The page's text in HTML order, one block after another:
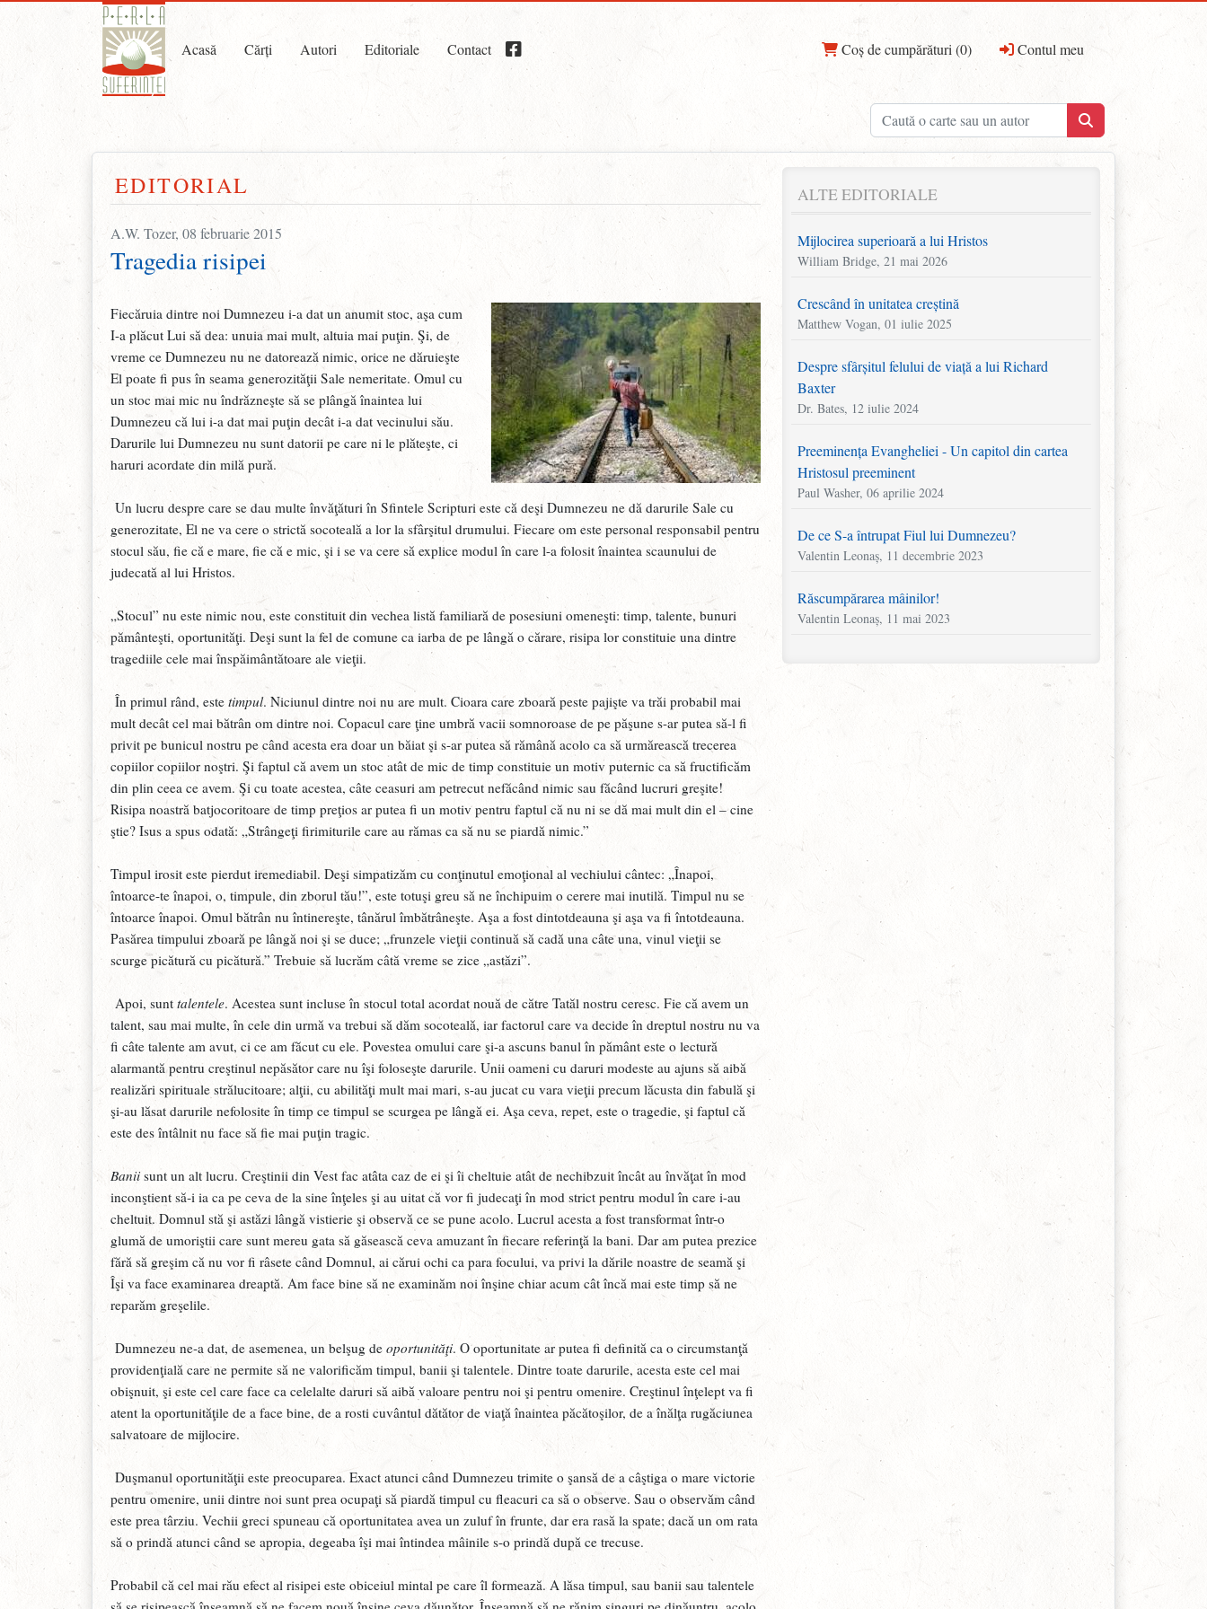
Acasă Cărți Autori Editoriale Contact Coș de cumpărături (0) Contul meu
EDITORIAL
A.W. Tozer, 08 februarie 2015
Tragedia risipei
Fiecăruia dintre noi Dumnezeu i-a dat un anumit stoc, aşa cum
I-a plăcut Lui să dea: unuia mai mult, altuia mai puţin. Şi, de
vreme ce Dumnezeu nu ne datorează nimic, orice ne dăruieşte
El poate fi pus în seama generozităţii Sale nemeritate. Omul cu
un stoc mai mic nu îndrăzneşte să se plângă înaintea lui
Dumnezeu că lui i-a dat mai puţin decât i-a dat vecinului său.
Darurile lui Dumnezeu nu sunt datorii pe care ni le plăteşte, ci
haruri acordate din milă pură.
Un lucru despre care se dau multe învăţături în Sfintele Scripturi este că deşi Dumnezeu ne dă darurile Sale cu
generozitate, El ne va cere o strictă socoteală a lor la sfârşitul drumului. Fiecare om este personal responsabil pentru
stocul său, fie că e mare, fie că e mic, şi i se va cere să explice modul în care l-a folosit înaintea scaunului de
judecată al lui Hristos.
„Stocul” nu este nimic nou, este constituit din vechea listă familiară de posesiuni omeneşti: timp, talente, bunuri
pământeşti, oportunităţi. Deşi sunt la fel de comune ca iarba de pe lângă o cărare, risipa lor constituie una dintre
tragediile cele mai înspăimântătoare ale vieţii.
În primul rând, este timpul. Niciunul dintre noi nu are mult. Cioara care zboară peste pajişte va trăi probabil mai
mult decât cel mai bătrân om dintre noi. Copacul care ţine umbră vacii somnoroase de pe păşune s-ar putea să-l fi
privit pe bunicul nostru pe când acesta era doar un băiat şi s-ar putea să rămână acolo ca să urmărească trecerea
copiilor copiilor noştri. Şi faptul că avem un stoc atât de mic de timp constituie un motiv puternic ca să fructificăm
din plin ceea ce avem. Şi cu toate acestea, câte ceasuri am petrecut nefăcând nimic sau făcând lucruri greşite!
Risipa noastră batjocoritoare de timp preţios ar putea fi un motiv pentru faptul că nu ni se dă mai mult din el – cine
ştie? Isus a spus odată: „Strângeţi firimiturile care au rămas ca să nu se piardă nimic.”
Timpul irosit este pierdut iremediabil. Deşi simpatizăm cu conţinutul emoţional al vechiului cântec: „Înapoi,
întoarce-te înapoi, o, timpule, din zborul tău!”, este totuşi greu să ne închipuim o cerere mai inutilă. Timpul nu se
întoarce înapoi. Omul bătrân nu întinereşte, tânărul îmbătrâneşte. Aşa a fost dintotdeauna şi aşa va fi întotdeauna.
Pasărea timpului zboară pe lângă noi şi se duce; „frunzele vieţii continuă să cadă una câte una, vinul vieţii se
scurge picătură cu picătură.” Trebuie să lucrăm câtă vreme se zice „astăzi”.
Apoi, sunttalentele. Acestea sunt incluse în stocul total acordat nouă de către Tatăl nostru ceresc. Fie că avem un
talent, sau mai multe, în cele din urmă va trebui să dăm socoteală, iar factorul care va decide în dreptul nostru nu va
fi câte talente am avut, ci ce am făcut cu ele. Povestea omului care şi-a ascuns banul în pământ este o lectură
alarmantă pentru creştinul nepăsător care nu îşi foloseşte darurile. Unii oameni cu daruri modeste au ajuns să aibă
realizări spirituale strălucitoare; alţii, cu abilităţi mult mai mari, s-au jucat cu vara vieţii precum lăcusta din fabulă şi
şi-au lăsat darurile nefolosite în timp ce timpul se scurgea pe lângă ei. Aşa ceva, repet, este o tragedie, şi faptul că
este des întâlnit nu face să fie mai puţin tragic.
Banii sunt un alt lucru. Creştinii din Vest fac atâta caz de ei şi îi cheltuie atât de nechibzuit încât au învăţat în mod
inconştient să‑i ia ca pe ceva de la sine înţeles şi au uitat că vor fi judecaţi în mod strict pentru modul în care i-au
cheltuit. Domnul stă şi astăzi lângă vistierie şi observă ce se pune acolo. Lucrul acesta a fost transformat într-o
glumă de umoriştii care sunt mereu gata să găsească ceva amuzant în fiecare referinţă la bani. Dar am putea prezice
fără să greşim că nu vor fi râsete când Domnul, ai cărui ochi ca para focului, va privi la dările noastre de seamă şi
Îşi va face examinarea dreaptă. Am face bine să ne examinăm noi înşine chiar acum cât încă mai este timp să ne
reparăm greşelile.
Dumnezeu ne-a dat, de asemenea, un belşug de oportunităţi. O oportunitate ar putea fi definită ca o circumstanţă
providenţială care ne permite să ne valorificăm timpul, banii şi talentele. Dintre toate darurile, acesta este cel mai
obişnuit, şi este cel care face ca celelalte daruri să aibă valoare pentru noi şi pentru omenire. Creştinul înţelept va fi
atent la oportunităţile de a face bine, de a rosti cuvântul dătător de viaţă înaintea păcătoşilor, de a înălţa rugăciunea
salvatoare de mijlocire.
Duşmanul oportunităţii este preocuparea. Exact atunci când Dumnezeu trimite o şansă de a câştiga o mare victorie
pentru omenire, unii dintre noi sunt prea ocupaţi să piardă timpul cu fleacuri ca să o observe. Sau o observăm când
este prea târziu. Vechii greci spuneau că oportunitatea avea un zuluf în frunte, dar era rasă la spate; dacă un om rata
să o prindă atunci când se apropia, degeaba îşi mai întindea mâinile s-o prindă după ce trecuse.
Probabil că cel mai rău efect al risipei este obiceiul mintal pe care îl formează. A lăsa timpul, sau banii sau talentele
ALTE EDITORIALE
Mijlocirea superioară a lui Hristos
William Bridge, 21 mai 2026
Crescând în unitatea creștină
Matthew Vogan, 01 iulie 2025
Despre sfârșitul felului de viață a lui Richard
Baxter
Dr. Bates, 12 iulie 2024
Preeminența Evangheliei - Un capitol din cartea
Hristosul preeminent
Paul Washer, 06 aprilie 2024
De ce S-a întrupat Fiul lui Dumnezeu?
Valentin Leonaș, 11 decembrie 2023
Răscumpărarea mâinilor!
Valentin Leonaș, 11 mai 2023
Sarea fără puterea de a săra, lumina fără lumină
Martyn Lloyd-Jones, 11 aprilie 2023
Lăsați jocurile! Ocupați-vă de vițel!
Valentin Leonaș, 22 noiembrie 2022
Un capitol din cartea „Mărturia lui Howell Harris”
Howell Harris, 05 martie 2022
Fragment relevant pentru zilele noastre din cartea
„Predici despre trezire”
C.H. Spurgeon, 07 februarie 2022
Fragment dintr-un comentariu asupra Cântarii
MLJ despre aroganța celor care susțin încetarea
Martyn Lloyd-Jones, 31 octombrie 2021
Valoarea timpului și importanța răscumpărării
acestuia
Jonathan Edwards, 19 iulie 2021
Despre răscumpărarea vremii
John Wesley, 05 iulie 2021
Odihna veșnică a sfinților
Henry Frost, 03 februarie 2021
Joel Beeke & Diana Kleyn, 05 ianuarie 2021
Un adevărat slujitor al lui Dumnezeu
Joel Beeke & Diana Kleyn, 28 octombrie 2020
Cum a folosit Dumnezeu o furtună
Joel Beeke & Diana Kleyn, 28 septembrie 2020
Încredere
George C. Neumark, 1621-1681, 22 august 2020